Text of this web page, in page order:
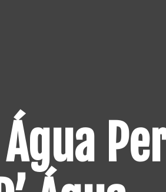
Água